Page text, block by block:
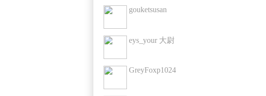
gouketsusan
eys_your 大尉
GreyFoxp1024